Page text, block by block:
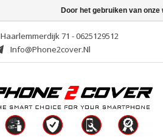
Haarlemmerdijk 71 - 0625129512
Info@phone2cover.nl
Door het gebruiken van